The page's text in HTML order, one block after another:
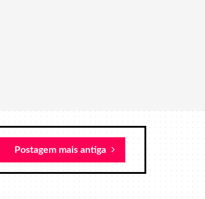
Postagem mais antiga